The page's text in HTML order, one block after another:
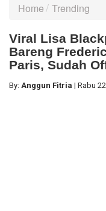
Home Trending
Viral Lisa
Bareng
Paris, Sudah
By: Anggun Fitria | Rabu